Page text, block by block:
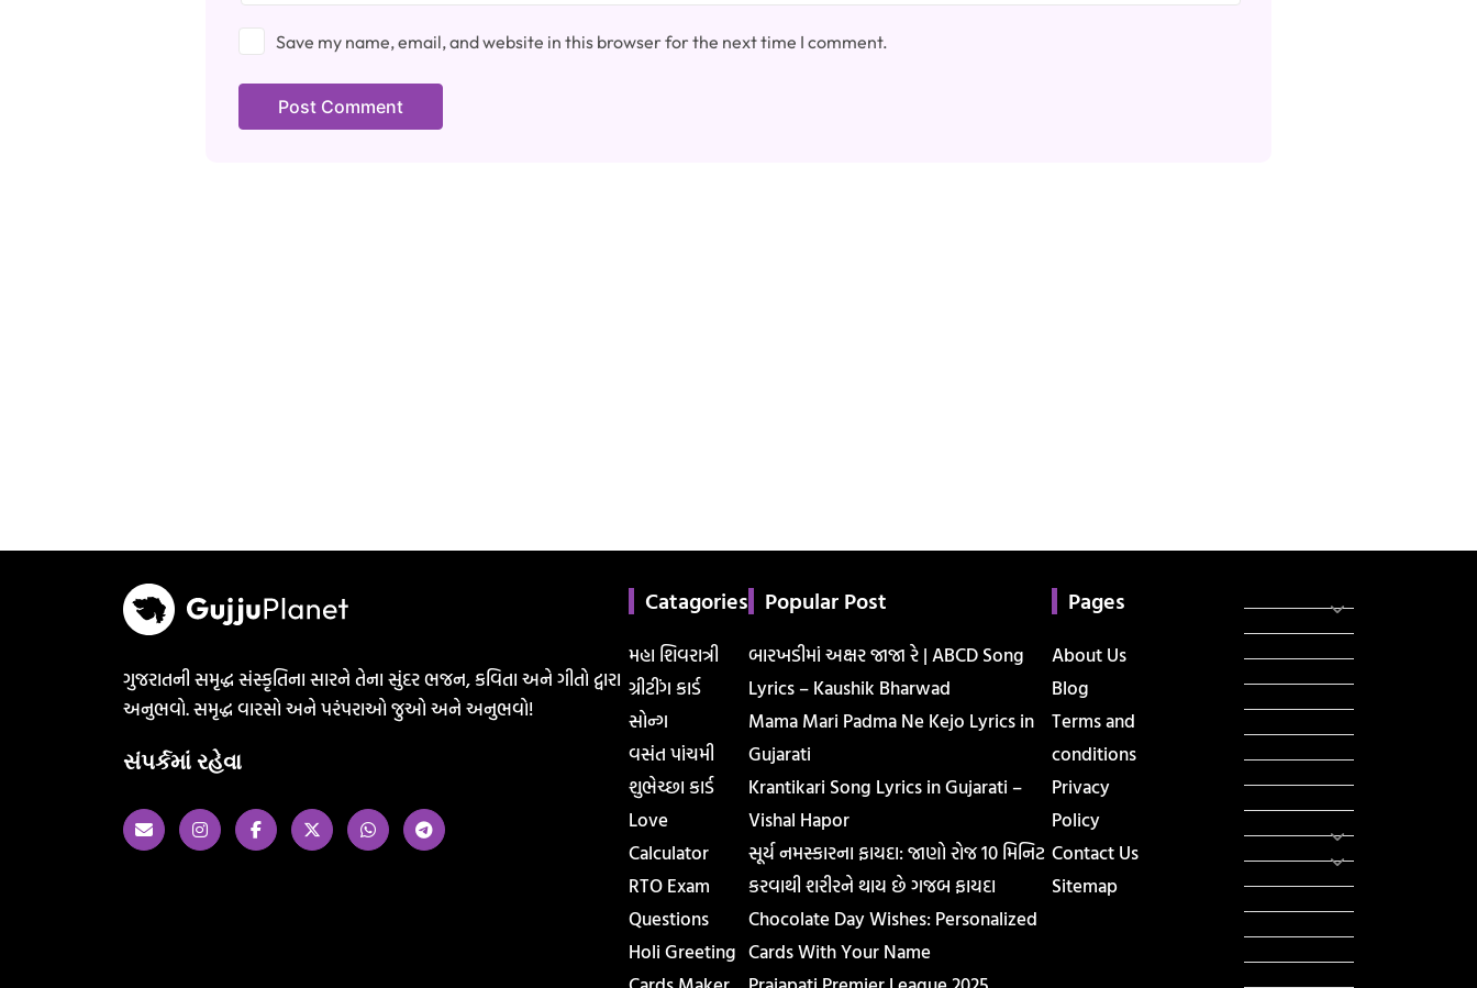
Save my name, email, and website in this browser for the next time I comment.
ગુજરાતની સમૃદ્ધ સંસ્કૃતિના સારને તેના સુંદર ભજન, કવિતા અને ગીતો દ્વારા
અનુભવો. સમૃદ્ધ વારસો અને પરંપરાઓ જુઓ અને અનુભવો!
સંપર્કમાં રહેવા
Catagories
મહા શિવરાત્રી
ગ્રીટીંગ કાર્ડ
સોન્ગ
વસંત પાંચમી
શુભેચ્છા કાર્ડ
Love
Calculator
RTO Exam
Questions
Holi Greeting
Popular Post
બારખડીમાં અક્ષર જાજા રે | ABCD Song
Lyrics – Kaushik Bharwad
Mama Mari Padma Ne Kejo Lyrics in
Gujarati
Krantikari Song Lyrics in Gujarati –
Vishal Hapor
સૂર્ય નમસ્કારના ફાયદા: જાણો રોજ 10 મિનિટ
કરવાથી શરીરને થાય છે ગજબ ફાયદા
Chocolate Day Wishes: Personalized
Cards With Your Name
Pages
About Us
Blog
Terms and
conditions
Privacy
Policy
Contact Us
Sitemap